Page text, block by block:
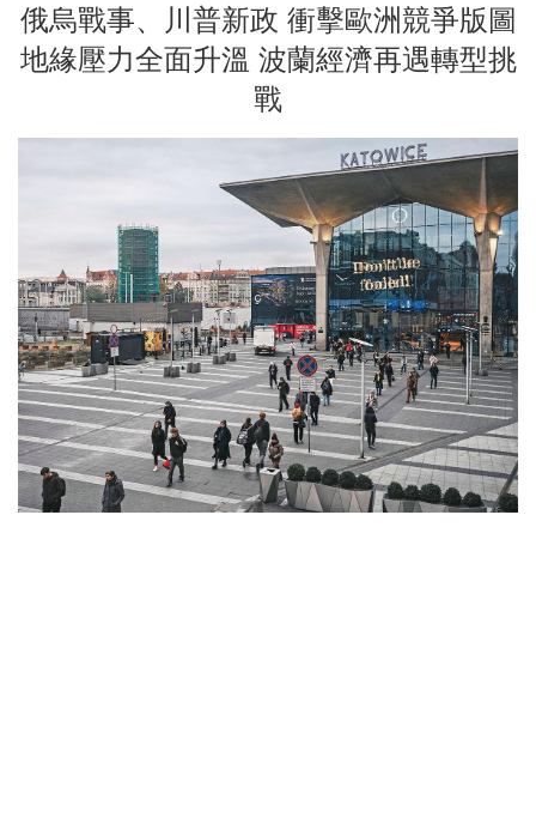
俄烏戰事、川普新政 衝擊歐洲競爭版圖
地緣壓力全面升溫 波蘭經濟再遇轉型挑
戰